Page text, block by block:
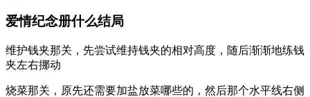
爱情纪念册什么结局
维护钱夹那关，先尝试维持钱夹的相对高度，随后渐渐地练钱
夹左右挪动
烧菜那关，原先还需要加盐放菜哪些的，然后那个水平线右侧